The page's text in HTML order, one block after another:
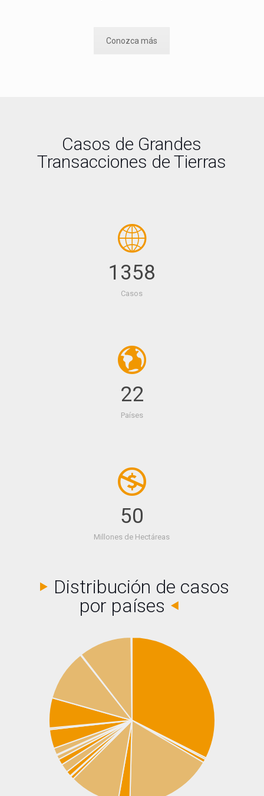
Conozca más
Casos de Grandes
Transacciones de Tierras
1358
Casos
22
Países
50
Millones de Hectáreas
Distribución de casos
por países